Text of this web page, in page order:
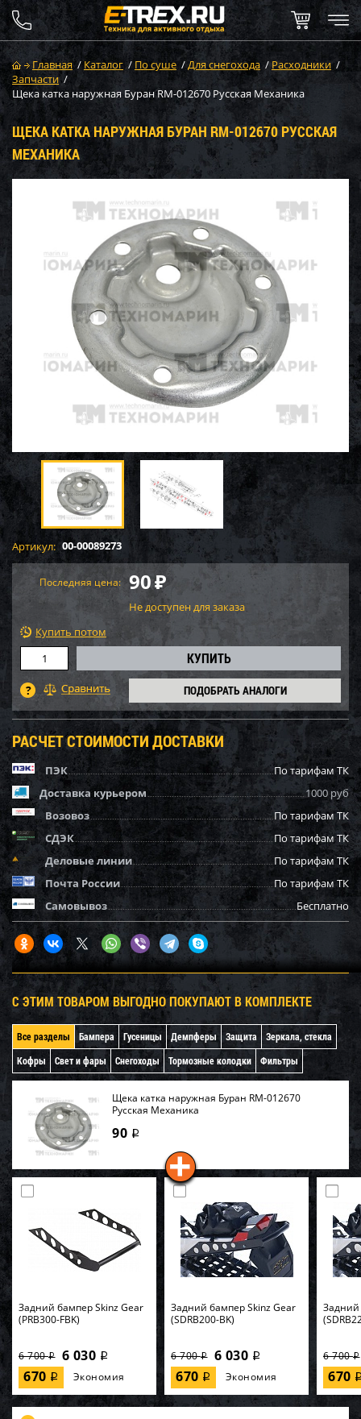
Главная / Каталог / По суше /Для снегохода /Расходники /
Запчасти /
Щека катка наружная Буран RM-012670 Русская Механика
ЩЕКА КАТКА НАРУЖНАЯ БУРАН RM-012670 РУССКАЯ
МЕХАНИКА
Артикул: 00-00089273
Последняя цена: 90₽
Не доступен для заказа
Купить потом
ПОДОБРАТЬ АНАЛОГИ
РАСЧЕТ СТОИМОСТИ ДОСТАВКИ
ПЭК
По тарифам ТК
Доставка курьером
1000 руб
Возовоз
По тарифам ТК
СДЭК
По тарифам ТК
Деловые линии
По тарифам ТК
Почта России
По тарифам ТК
Самовывоз
Бесплатно
С ЭТИМ ТОВАРОМ ВЫГОДНО ПОКУПАЮТ В КОМПЛЕКТЕ
Все разделы Бампера Гусеницы Демпферы Защита
Зеркала, стекла
Кофры
Свет и фары Снегоходы Тормозные колодки Фильтры
Щека катка наружная Буран RM-012670
Русская Механика
90 i
Задний бампер Skinz Gear
(PRB300-FBK)
6 700i 6 030 i
670 i Экономия
Задний бампер Skinz Gear
(SDRB200-BK)
6 700i 6 030 i
670 i Экономия
Задний
6 700i
670